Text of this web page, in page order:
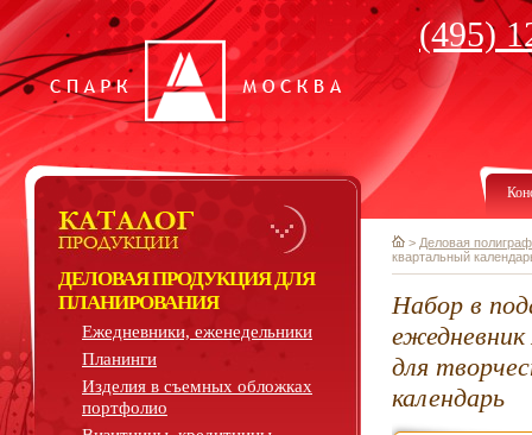
(495)
ДЕЛОВАЯ ПРОДУКЦИЯ ДЛЯ
ПЛАНИРОВАНИЯ
Ежедневники, еженедельники
Планинги
Изделия в съемных обложках
портфолио
> Деловая
квартальный
Набор в
для
календарь